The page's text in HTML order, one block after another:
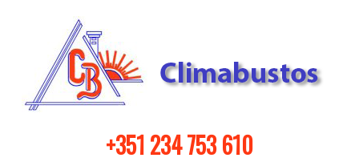
+351 234 753 610